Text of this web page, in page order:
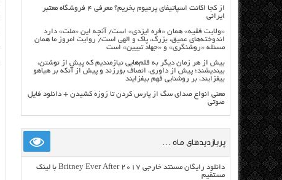
از کجا اکانت اسپاتیفای پرمیوم بخریم؟ معرفی ۴ فروشگاه معتبر
ایرانی
«ولایت فقیه» همان «فره ایزدی» است/ آنچه این «ملت» دارد
اندوخته‌های عمیق، بزرگ، پاک و الهی است/ روایت امروز ما همان
مسئله «روشنگری» و «جهاد تبیین» است
بیش از هر زمان دیگر به قلم‌هایی نیازمندیم که پیش از نوشتن،
بیندیشند؛ پیش از داوری، انصاف بورزند و پیش از آنکه بر هیاهو
بیفزایند، بر روشنایی فهم بیفزایند
معنی انواع صدای سگ از پارس کردن تا زوزه کشیدن + دانلود فایل
صوتی
پربازدیدهای ماه …
دانلود رایگان مسنتد خارجی Britney Ever After 2017 با لینک
مستقیم